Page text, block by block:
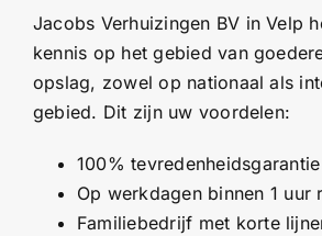
Jacobs Verhuizingen BV in Velp
kennis op het gebied van
opslag, zowel op nationaal als
gebied. Dit zijn uw voordelen:
100% tevredenheidsgarantie
Op werkdagen binnen 1 uur
Familiebedrijf met korte